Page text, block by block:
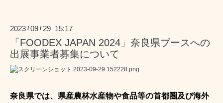
2023 /09 / 29 15:17
「FOODEX JAPAN 2024」奈良県ブースへの
出展事業者募集について
奈良県では、県産農林水産物や食品等の首都圏及び海外